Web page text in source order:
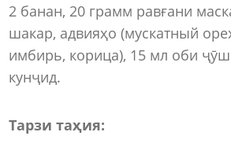
2 банан, 20 грамм равғани
шакар, адвияҳо (мускатный
имбирь, корица), 15 мл оби
кунҷид.
Тарзи таҳия: